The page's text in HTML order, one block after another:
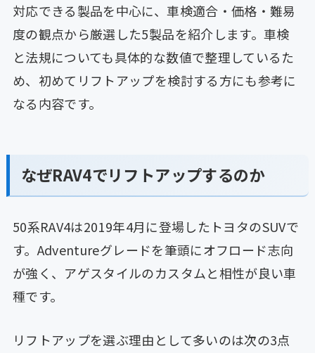
対応できる製品を中心に、車検適合・価格・難易
度の観点から厳選した5製品を紹介します。車検
と法規についても具体的な数値で整理しているた
め、初めてリフトアップを検討する方にも参考に
なる内容です。
なぜRAV4でリフトアップするのか
50系RAV4は2019年4月に登場したトヨタのSUVで
す。Adventureグレードを筆頭にオフロード志向
が強く、アゲスタイルのカスタムと相性が良い車
種です。
リフトアップを選ぶ理由として多いのは次の3点